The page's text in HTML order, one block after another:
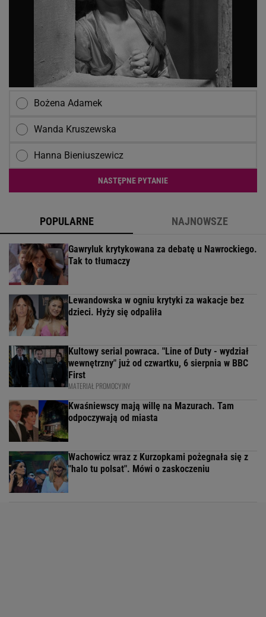
Bożena Adamek
Wanda Kruszewska
Hanna Bieniuszewicz
NASTĘPNE PYTANIE
POPULARNE NAJNOWSZE
Gawryluk krytykowana za debatę u Nawrockiego.
Tak to tłumaczy
Lewandowska w ogniu krytyki za wakacje bez
dzieci. Hyży się odpaliła
Kultowy serial powraca. "Line of Duty - wydział
wewnętrzny" już od czwartku, 6 sierpnia w BBC
First
MATERIAŁ PROMOCYJNY
Kwaśniewscy mają willę na Mazurach. Tam
odpoczywają od miasta
Wachowicz wraz z Kurzopkami pożegnała się z
"halo tu polsat". Mówi o zaskoczeniu